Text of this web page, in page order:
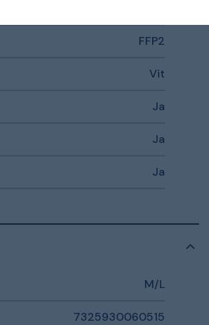
FFP2
Vit
Ja
Ja
Ja
M/L
7325930060515